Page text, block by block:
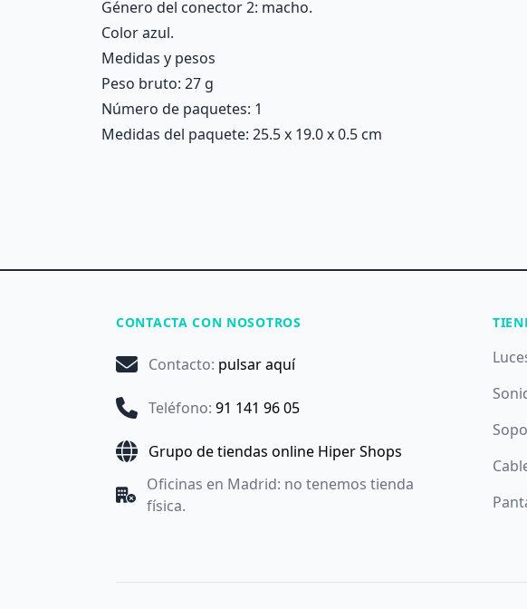
Género del conector 2: macho.
Color azul.
Medidas y pesos
Peso bruto: 27 g
Número de paquetes: 1
Medidas del paquete: 25.5 x 19.0 x 0.5 cm
CONTACTA CON NOSOTROS
Contacto: pulsar aquí
Teléfono: 91 141 96 05
Grupo de tiendas online Hiper Shops
Oficinas en Madrid: no tenemos tienda
física.